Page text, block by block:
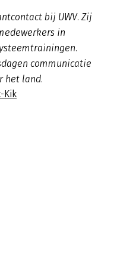
bij UWV. Zij
in
communicatie
het land.
Kik